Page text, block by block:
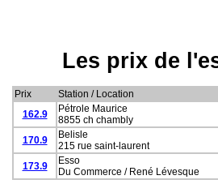
Les prix de
Prix Station / Location
162.9
Pétrole Maurice
8855 ch chambly
170.9
Belisle
215 rue saint-laurent
173.9
Esso
Du Commerce / René Lévesque